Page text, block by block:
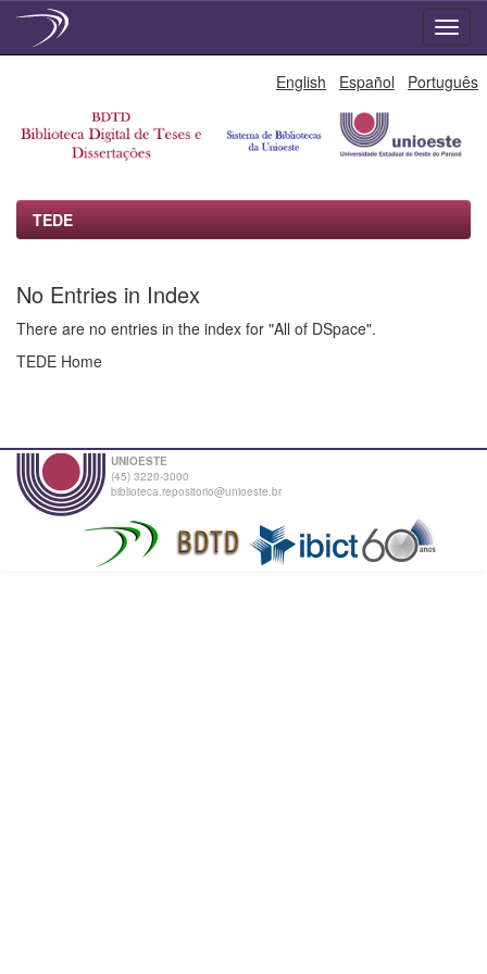
English Español Português
TEDE
No Entries in Index
There are no entries in the index for "All of DSpace".
TEDE Home
UNIOESTE
(45) 3220-3000
biblioteca.repositorio@unioeste.br